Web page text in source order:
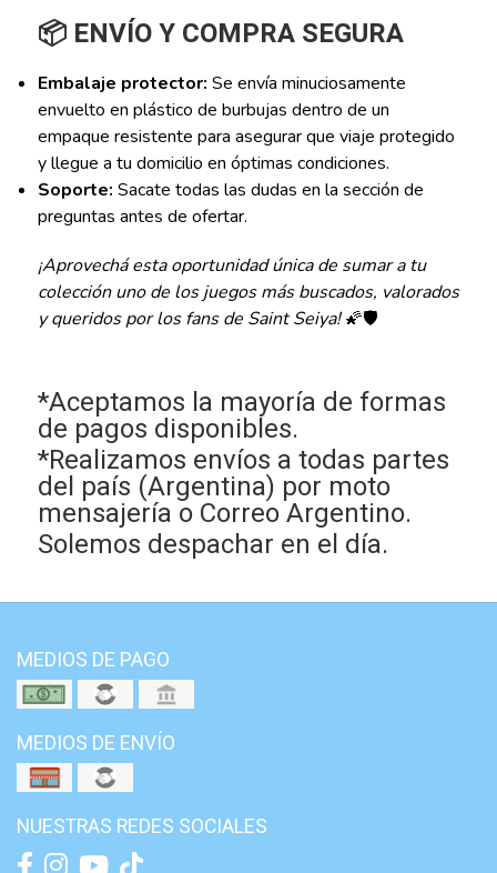
📦 ENVÍO Y COMPRA SEGURA
Embalaje protector: Se envía minuciosamente
envuelto en plástico de burbujas dentro de un
empaque resistente para asegurar que viaje protegido
y llegue a tu domicilio en óptimas condiciones.
Soporte: Sacate todas las dudas en la sección de
preguntas antes de ofertar.
¡Aprovechá esta oportunidad única de sumar a tu
colección uno de los juegos más buscados, valorados
y queridos por los fans de Saint Seiya!🌠🛡️
*Aceptamos la mayoría de formas
de pagos disponibles.
*Realizamos envíos a todas partes
del país (Argentina) por moto
mensajería o Correo Argentino.
Solemos despachar en el día.
MEDIOS DE PAGO
MEDIOS DE ENVÍO
NUESTRAS REDES SOCIALES